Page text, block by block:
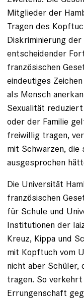
Mitglieder der
Tragen des
Diskriminierung
entscheidender
französischen
eindeutiges
als Mensch
Sexualität
oder der Familie
freiwillig tragen,
mit Schwarzen,
ausgesprochen
Die Universität
französischen
für Schule und
Institutionen der
Kreuz, Kippa und
mit Kopftuch vom
nicht aber Schüler,
tragen. So
Errungenschaft